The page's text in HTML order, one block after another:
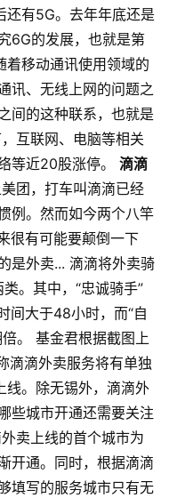
还有5G。去年年底还是
6G的发展，也就是第
着移动通讯使用领域的
讯、无线上网的问题之
间的这种联系，也就是
互联网、电脑等相关
等近20股涨停。 滴滴
团，打车叫滴滴已经
例。然而如今两个八竿
很有可能要颠倒一下
是外卖... 滴滴将外卖骑
。其中，“忠诚骑手”
间大于48小时，而“自
。 基金君根据截图上
滴滴外卖服务将有单独
线。除无锡外，滴滴外
些城市开通还需要关注
卖上线的首个城市为
开通。同时，根据滴滴
填写的服务城市只有无